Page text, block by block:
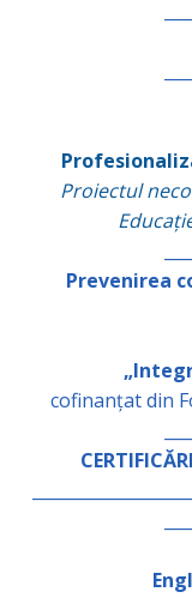
Proiectul
Prevenirea
cofinanțat din
CERTIFICĂRI